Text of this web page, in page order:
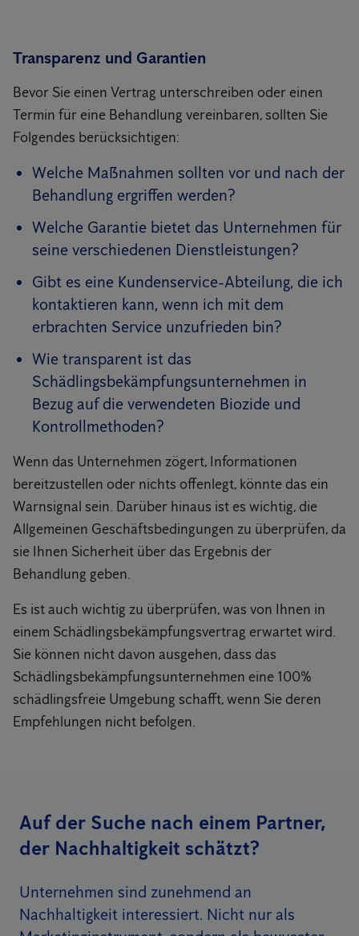
Transparenz und Garantien
Bevor Sie einen Vertrag unterschreiben oder einen
Termin für eine Behandlung vereinbaren, sollten Sie
Folgendes berücksichtigen:
Welche Maßnahmen sollten vor und nach der
Behandlung ergriffen werden?
Welche Garantie bietet das Unternehmen für
seine verschiedenen Dienstleistungen?
Gibt es eine Kundenservice-Abteilung, die ich
kontaktieren kann, wenn ich mit dem
erbrachten Service unzufrieden bin?
Wie transparent ist das
Schädlingsbekämpfungsunternehmen in
Bezug auf die verwendeten Biozide und
Kontrollmethoden?
Wenn das Unternehmen zögert, Informationen
bereitzustellen oder nichts offenlegt, könnte das ein
Warnsignal sein. Darüber hinaus ist es wichtig, die
Allgemeinen Geschäftsbedingungen zu überprüfen, da
sie Ihnen Sicherheit über das Ergebnis der
Behandlung geben.
Es ist auch wichtig zu überprüfen, was von Ihnen in
einem Schädlingsbekämpfungsvertrag erwartet wird.
Sie können nicht davon ausgehen, dass das
Schädlingsbekämpfungsunternehmen eine 100%
schädlingsfreie Umgebung schafft, wenn Sie deren
Empfehlungen nicht befolgen.
Auf der Suche nach einem Partner,
der Nachhaltigkeit schätzt?
Unternehmen sind zunehmend an
Nachhaltigkeit interessiert. Nicht nur als